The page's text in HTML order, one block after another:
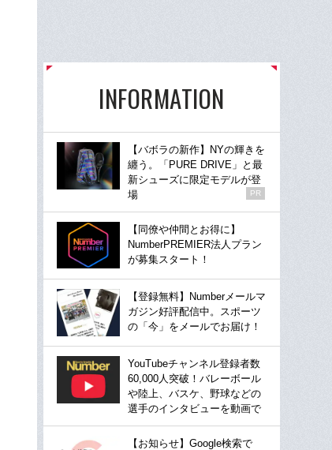
INFORMATION
【バボラの新作】NYの輝きを
纏う。「PURE DRIVE」と最
新シューズに限定モデルが登
場
PR
【同僚や仲間とお得に】
NumberPREMIER法人プラン
が募集スタート！
【登録無料】Numberメールマ
ガジン好評配信中。スポーツ
の「今」をメールでお届け！
YouTubeチャンネル登録者数
60,000人突破！バレーボール
や陸上、バスケ、野球などの
選手のインタビューを動画で
【お知らせ】Google検索で